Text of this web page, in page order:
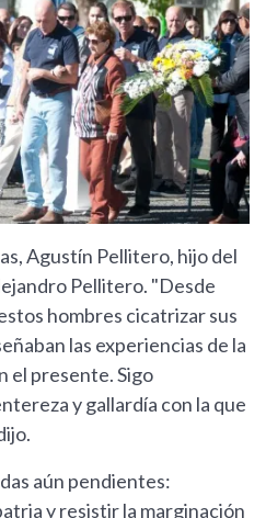
Agustín Pellitero, hijo del
Pellitero. "Desde
hombres cicatrizar sus
las experiencias de la
el presente. Sigo
y gallardía con la que
aún pendientes:
y resistir la marginación